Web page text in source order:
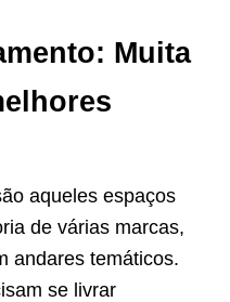
Muita
aqueles espaços
de várias marcas,
andares temáticos.
se livrar